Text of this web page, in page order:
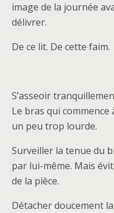
image de la journée
délivrer.
De ce lit. De cette faim.
S’asseoir
Le bras qui
un peu trop lourde.
Surveiller la tenue du
par lui-même. Mais
de la pièce.
Détacher doucement